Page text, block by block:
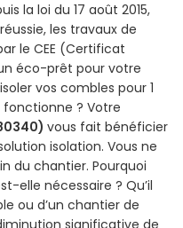
la loi du 17 août 2015,
les travaux de
le CEE (Certificat
éco-prêt pour votre
vos combles pour 1
? Votre
vous fait bénéficier
isolation. Vous ne
du chantier. Pourquoi
elle nécessaire ? Qu’il
ou d’un chantier de